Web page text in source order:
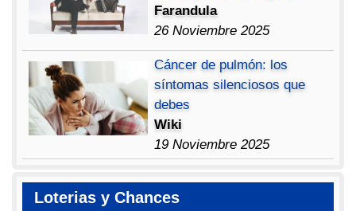
Farandula
26 Noviembre 2025
Cáncer de pulmón: los
síntomas silenciosos que
debes
Wiki
19 Noviembre 2025
Loterias y Chances